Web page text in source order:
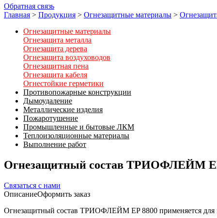
Обратная связь
Главная > Продукция > Огнезащитные материалы >
Огнезащитные материалы
Огнезащита металла
Огнезащита дерева
Огнезащита воздуховодов
Огнезащитная пена
Огнезащита кабеля
Огнестойкие герметики
Противопожарные конструкции
Дымоудаление
Металлические изделия
Пожаротушение
Промышленные и бытовые ЛКМ
Теплоизоляционные материалы
Выполнение работ
Огнезащитный состав ТРИОФЛЕЙМ
Связаться с нами
ОписаниеОформить заказ
Огнезащитный состав ТРИОФЛЕЙМ EP 8800 применяется для